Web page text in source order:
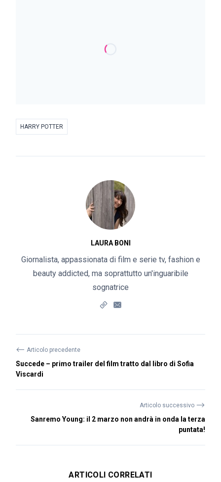
HARRY POTTER
LAURA BONI
Giornalista, appassionata di film e serie tv, fashion e
beauty addicted, ma soprattutto un'inguaribile
sognatrice
⟵ Articolo precedente
Succede – primo trailer del film tratto dal libro di Sofia
Viscardi
Articolo successivo ⟶
Sanremo Young: il 2 marzo non andrà in onda la terza
puntata!
ARTICOLI CORRELATI